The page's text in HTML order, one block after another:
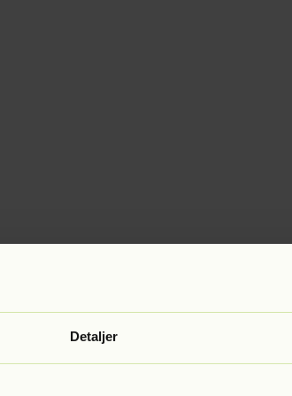
Detaljer